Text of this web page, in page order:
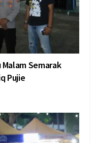
Semarak
Pujie